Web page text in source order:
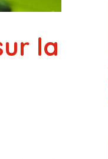
la